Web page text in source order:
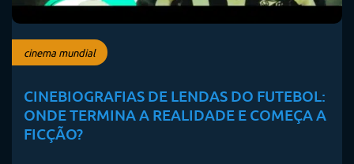
cinema mundial
CINEBIOGRAFIAS DE LENDAS DO FUTEBOL:
ONDE TERMINA A REALIDADE E COMEÇA A
FICÇÃO?